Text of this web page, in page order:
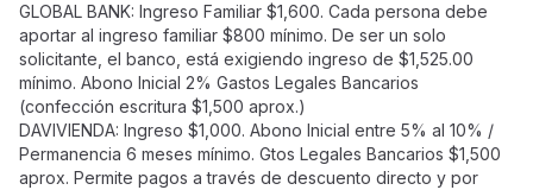
GLOBAL BANK: Ingreso Familiar $1,600. Cada persona debe
aportar al ingreso familiar $800 mínimo. De ser un solo
solicitante, el banco, está exigiendo ingreso de $1,525.00
mínimo. Abono Inicial 2% Gastos Legales Bancarios
(confección escritura $1,500 aprox.)
DAVIVIENDA: Ingreso $1,000. Abono Inicial entre 5% al 10% /
Permanencia 6 meses mínimo. Gtos Legales Bancarios $1,500
aprox. Permite pagos a través de descuento directo y por